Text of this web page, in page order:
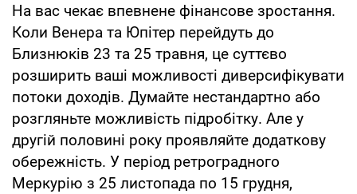
На вас чекає впевнене фінансове зростання.
Коли Венера та Юпітер перейдуть до
Близнюків 23 та 25 травня, це суттєво
розширить ваші можливості диверсифікувати
потоки доходів. Думайте нестандартно або
розгляньте можливість підробітку. Але у
другій половині року проявляйте додаткову
обережність. У період ретроградного
Меркурію з 25 листопада по 15 грудня,